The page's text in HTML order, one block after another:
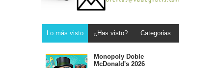
Lo más visto ¿Has visto? Categorias
Monopoly Doble
McDonald's 2026